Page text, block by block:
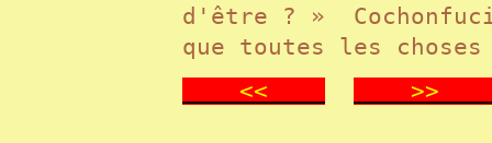
d'être ? »
que toutes les
<<